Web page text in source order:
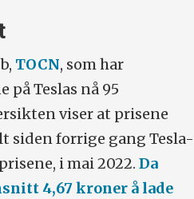
TOCN, som har
Teslas nå 95
viser at prisene
siden forrige gang Tesla-
i mai 2022. Da
4,67 kroner å lade